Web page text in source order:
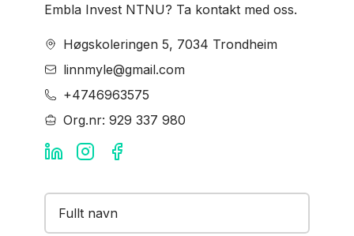
Embla Invest NTNU? Ta kontakt med oss.
Høgskoleringen 5, 7034 Trondheim
linnmyle@gmail.com
+4746963575
Org.nr: 929 337 980